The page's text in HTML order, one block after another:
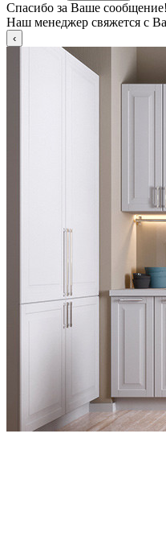
Спасибо за Ваше сообщение!
Наш менеджер свяжется с